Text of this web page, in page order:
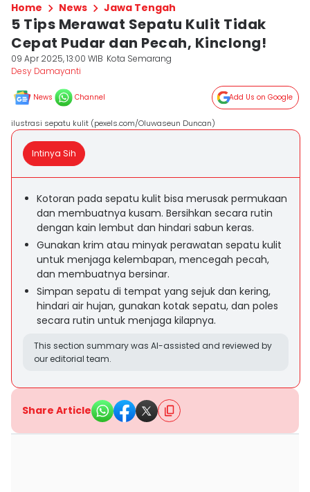
Home News Jawa Tengah
5 Tips Merawat Sepatu Kulit Tidak
Cepat Pudar dan Pecah, Kinclong!
09 Apr 2025, 13:00 WIB Kota Semarang
Desy Damayanti
News Channel Add Us on Google
ilustrasi sepatu kulit (pexels.com/Oluwaseun Duncan)
Intinya Sih
Kotoran pada sepatu kulit bisa merusak permukaan
dan membuatnya kusam. Bersihkan secara rutin
dengan kain lembut dan hindari sabun keras.
Gunakan krim atau minyak perawatan sepatu kulit
untuk menjaga kelembapan, mencegah pecah,
dan membuatnya bersinar.
Simpan sepatu di tempat yang sejuk dan kering,
hindari air hujan, gunakan kotak sepatu, dan poles
secara rutin untuk menjaga kilapnya.
This section summary was AI-assisted and reviewed by
our editorial team.
Share Article